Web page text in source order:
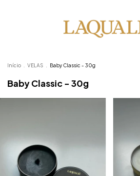
Início VELAS Baby Classic - 30g
Baby Classic - 30g